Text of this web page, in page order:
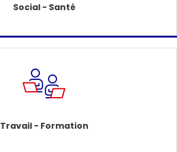
Social - Santé
Travail - Formation